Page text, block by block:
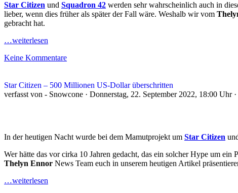
Star Citizen und Squadron 42 werden sehr wahrscheinlich auch in
lieber, wenn dies früher als später der Fall wäre. Weshalb wir vom
gebracht hat.
…weiterlesen
Keine Kommentare
Star Citizen – 500 Millionen US-Dollar überschritten
verfasst von - Snowcone · Donnerstag, 22. September 2022, 18:00 Uhr
In der heutigen Nacht wurde bei dem Mamutprojekt um Star Citizen
Wer hätte das vor cirka 10 Jahren gedacht, das ein solcher Hype um
Thelyn Ennor News Team euch in unserem heutigen Artikel
…weiterlesen